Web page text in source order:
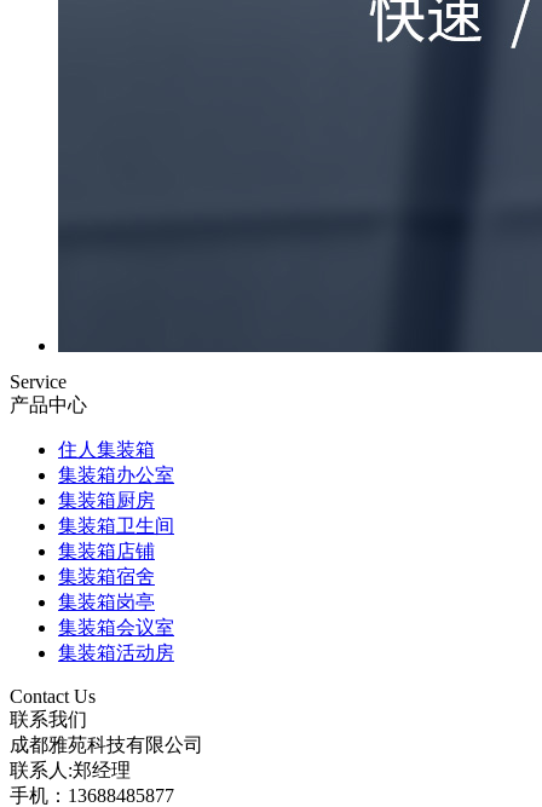
Service
产品中心
住人集装箱
集装箱办公室
集装箱厨房
集装箱卫生间
集装箱店铺
集装箱宿舍
集装箱岗亭
集装箱会议室
集装箱活动房
Contact Us
联系我们
成都雅苑科技有限公司
联系人:郑经理
手机：13688485877